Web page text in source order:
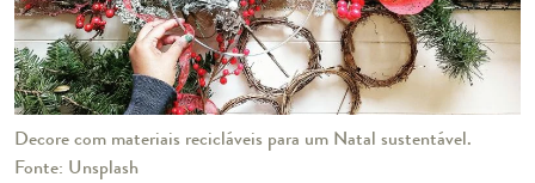
Decore com materiais recicláveis para um Natal sustentável.
Fonte: Unsplash